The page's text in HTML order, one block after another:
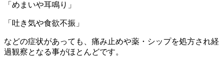
「めまいや耳鳴り」
「吐き気や食欲不振」
などの症状があっても、痛み止めや薬・シップを処方され経
過観察となる事がほとんどです。